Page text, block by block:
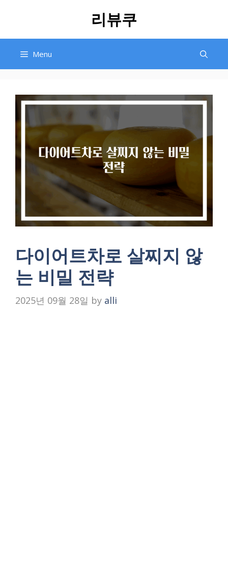
리뷰쿠
Menu
다이어트차로 살찌지 않
는 비밀 전략
2025년 09월 28일 by alli